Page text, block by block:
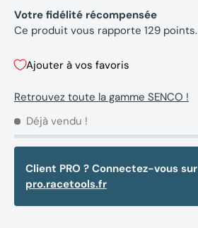
Votre fidélité récompensée
Ce produit vous rapporte 129 points.
Ajouter à vos favoris
Retrouvez toute la gamme SENCO !
Déjà vendu !
Client PRO ? Connectez-vous sur
pro.racetools.fr